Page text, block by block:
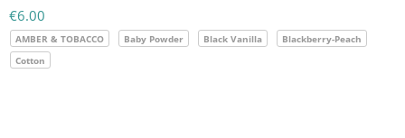
€6.00
AMBER & TOBACCO Baby Powder Black Vanilla
Blackberry-Peach
Cotton